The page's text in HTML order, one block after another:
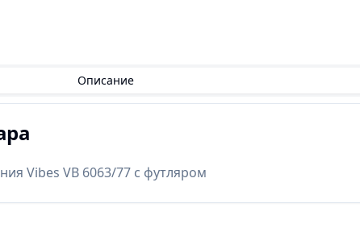
Описание
Vibes VB 6063/77 с футляром